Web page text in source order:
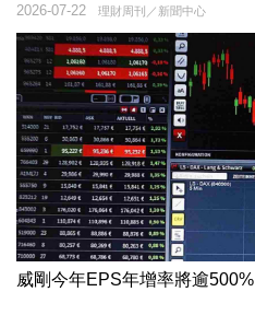
理財周刊／新聞中心
2026-07-22
威剛今年EPS年增率將逾500%